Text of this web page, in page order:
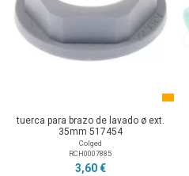
tuerca para brazo de lavado ø ext.
35mm 517454
Colged
RCH0007885
3,60 €